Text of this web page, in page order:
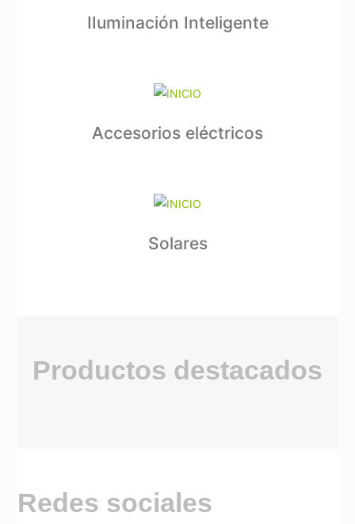
IIuminación Inteligente
Accesorios eléctricos
Solares
Productos destacados
Redes sociales